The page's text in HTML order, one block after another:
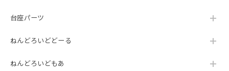
台座パーツ
ねんどろいどどーる
ねんどろいどもあ